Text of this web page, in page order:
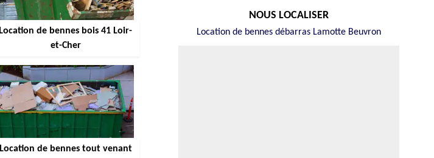
Location de bennes bois 41 Loir-
et-Cher
Location de bennes tout venant
NOUS LOCALISER
Location de bennes débarras Lamotte Beuvron